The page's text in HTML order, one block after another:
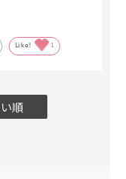
Like! 1
順